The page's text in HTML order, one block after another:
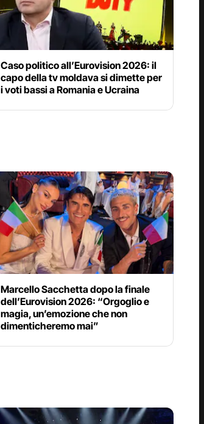
Caso politico all’Eurovision 2026: il
capo della tv moldava si dimette per
i voti bassi a Romania e Ucraina
Marcello Sacchetta dopo la finale
dell’Eurovision 2026: “Orgoglio e
magia, un’emozione che non
dimenticheremo mai”